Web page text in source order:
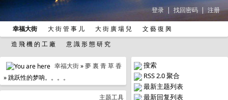
登录 | 找回密码 | 注册
幸福大街 大 街 管 事 儿 大 街 廣 場 兒
文 藝 復 興
造 飛 機 的 工 廠
意 識 形 態 研 究
搜索
RSS 2.0 聚合
最新主题列表
最新回复列表
幸福大街»夢 裏 青 草 香
» 跳跃性的梦呐。。。。
主题工具